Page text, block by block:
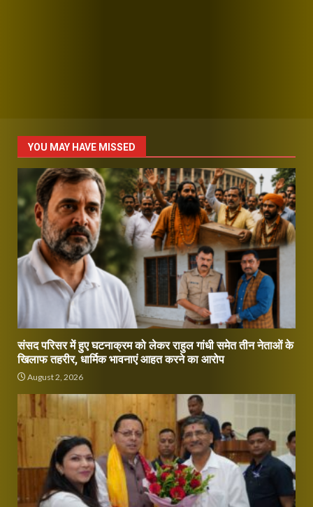
YOU MAY HAVE MISSED
संसद परिसर में हुए घटनाक्रम को लेकर राहुल गांधी समेत तीन नेताओं के
खिलाफ तहरीर, धार्मिक भावनाएं आहत करने का आरोप
August 2, 2026